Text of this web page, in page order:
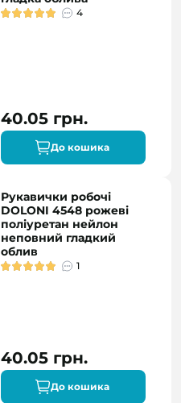
4
40.05 грн.
До кошика
Рукавички робочі
DOLONI 4548 рожеві
поліуретан нейлон
неповний гладкий
облив
1
40.05 грн.
До кошика